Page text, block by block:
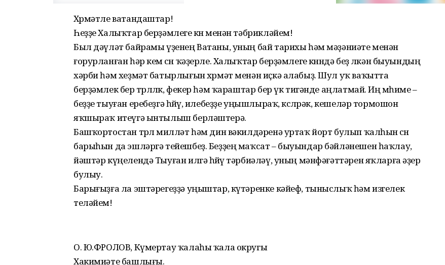
Хөрмәтле ватандаштар!
Һеҙҙе Халыҡтар берҙәмлеге көнө менән тәбрикләйем!
Был дәүләт байрамы үҙенең Ватаны, уның бай тарихы һәм мәҙәниәте менән
ғорурланған һәр кем өсөн ҡәҙерле. Халыҡтар берҙәмлеге көнөндә беҙ өлкән быуындың
хәрби һәм хеҙмәт батырлығын хөрмәт менән иҫкә алабыҙ. Шул уҡ ваҡытта
берҙәмлек бер төрлөлөк, фекер һәм ҡараштар бер үк тигәнде аңлатмай. Иң мөһиме –
беҙҙе тыуған еребеҙгә һөйөү, илебеҙҙе уңышлыраҡ, көслөрәк, кешеләр тормошон
яҡшыраҡ итеүгә ынтылыш берләштерә.
Башҡортостан төрлө милләт һәм дин вәкилдәренә уртаҡ йорт булып ҡалһын өсөн
барыһын да эшләргә тейешбеҙ. Беҙҙең маҡсат – быуындар бәйләнешен һаҡлау,
йәштәр күңелендә Тыуған илгә һөйөү тәрбиәләү, уның мәнфәғәттәрен яҡларға әҙер
булыу.
Барығыҙға ла эштәрегеҙҙә уңыштар, күтәренке кәйеф, тыныслыҡ һәм изгелек
теләйем!
О. Ю.ФРОЛОВ, Күмертау ҡалаһы ҡала округы
Хакимиәте башлығы.